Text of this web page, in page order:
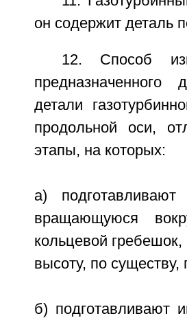
он содержит деталь
12. Способ
детали
продольной оси,
этапы, на которых:
а) подготавливают
вращающуюся
кольцевой
высоту, по
б) подготавливают